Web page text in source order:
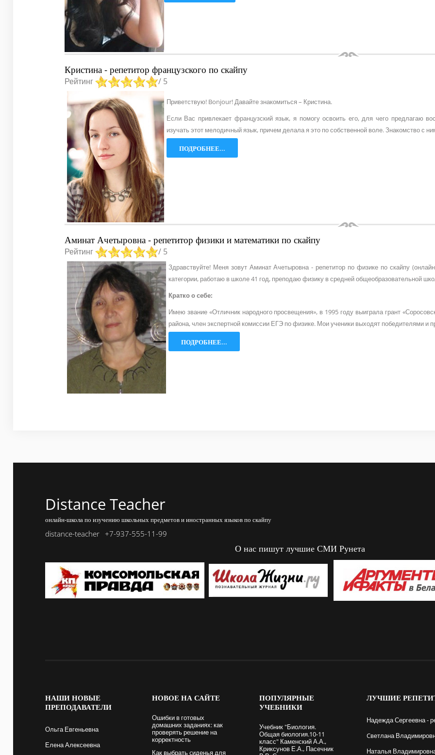
Кристина - репетитор французского по скайпу
Рейтинг / 5
Приветствую! Bonjour! Давайте знакомиться – Кристина.
Если Вас привлекает французский язык, я помогу освоить его, для чего предлагаю
изучать этот мелодичный язык, причем делала я это по собственной воле. Знакомство с
ПОДРОБНЕЕ...
Аминат Ачетыровна - репетитор физики и математики по скайпу
Рейтинг / 5
Здравствуйте! Меня зовут Аминат Ачетыровна - репетитор по физике по скайпу
категории, работаю в школе 41 год, преподаю физику в средней общеобразовательной
Кратко о себе:
Имею звание «Отличник народного просвещения», в 1995 году выиграла грант
района, член экспертной комиссии ЕГЭ по физике. Мои ученики выходят победителями и
ПОДРОБНЕЕ...
Distance Teacher
онлайн-школа по изучению школьных предметов и иностранных языков по скайпу
distance-teacher +7-937-555-11-99
О нас пишут лучшие СМИ Рунета
НАШИНОВЫЕ
ПРЕПОДАВАТЕЛИ
Ольга Евгеньевна
Елена Алексеевна
НОВОЕНА САЙТЕ
Ошибки в готовых
домашних заданиях: как
проверять решение на
корректность
Как выбрать cиденья для
ПОПУЛЯРНЫЕ
УЧЕБНИКИ
Учебник "Биология.
Общая биология.10-11
класс" Каменский А.А.,
Криксунов Е.А., Пасечник
ЛУЧШИЕ
Надежда Сергеевна -
Cветлана
Наталья